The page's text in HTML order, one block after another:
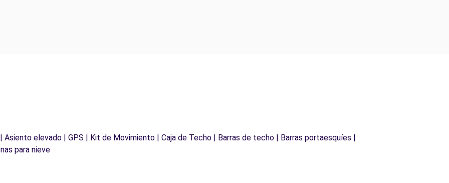
elevado | GPS | Kit de Movimiento | Caja de Techo | Barras de techo | Barras portaesquíes |
para nieve